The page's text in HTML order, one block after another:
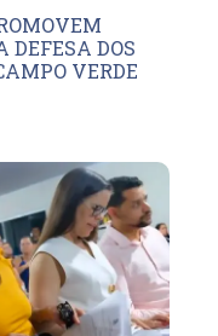
DEFESA DOS
VERDE